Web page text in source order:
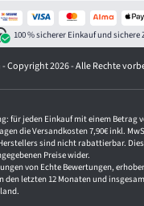
100 % sicherer Einkauf und sichere
Copyright 2026 - Alle Rechte
für jeden Einkauf mit einem Betrag
die Versandkosten 7,90€ inkl.
sind nicht rabattierbar.
Preise wider.
von Echte Bewertungen,
den letzten 12 Monaten und